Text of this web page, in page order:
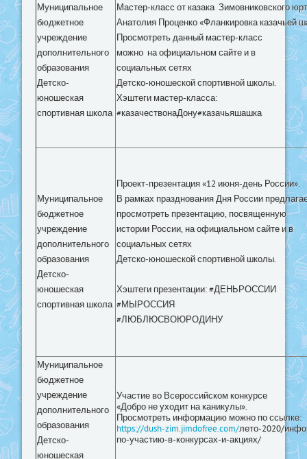
Муниципальное
бюджетное
учреждение
дополнительного
образования
Детско-
юношеская
спортивная школа
Мастер-класс от казака Зимовниковского
Анатолия Проценко «Фланкировка казачьей
Просмотреть данный мастер-класс
можно на официальном сайте и в
социальных сетях
Детско-юношеской спортивной школы.
Хэштеги мастер-класса:
#казачествонаДону#казачьяшашка
Муниципальное
бюджетное
учреждение
дополнительного
образования
Детско-
юношеская
спортивная школа
Проект-презентация «12 июня-день России».
В рамках празднования Дня России
просмотреть презентацию, посвященную
истории России, на официальном сайте и в
социальных сетях
Детско-юношеской спортивной школы.
Хэштеги презентации: #ДЕНЬРОССИИ
#МЫРОССИЯ
#ЛЮБЛЮСВОЮРОДИНУ
Муниципальное
бюджетное
учреждение
дополнительного
образования
Детско-
юношеская
Участие во Всероссийском конкурсе
«Добро не уходит на каникулы».
Просмотреть информацию можно по ссылке:
https://dush-zim.jimdofree.com/лето-2020/
по-участию-в-конкурсах-и-акциях/